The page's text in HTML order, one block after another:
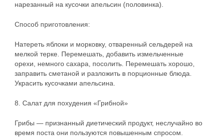
нарезанный на кусочки апельсин (половинка).
Способ приготовления:
Натереть яблоки и морковку, отваренный сельдерей на
мелкой терке. Перемешать, добавить измельченные
орехи, немного сахара, посолить. Перемешать хорошо,
заправить сметаной и разложить в порционные блюда.
Украсить кусочками апельсина.
8. Салат для похудения «Грибной»
Грибы — признанный диетический продукт, неслучайно во
время поста они пользуются повышенным спросом.